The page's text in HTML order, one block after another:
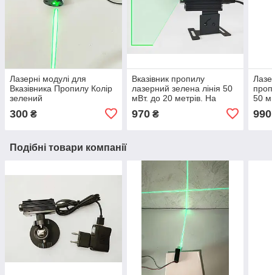
Лазерні модулі для
Вказівника Пропилу Колір
зелений
300 ₴
Вказівник пропилу
лазерний зелена лінія 50
мВт. до 20 метрів. На
970₴
50
990
Подібні товари компанії